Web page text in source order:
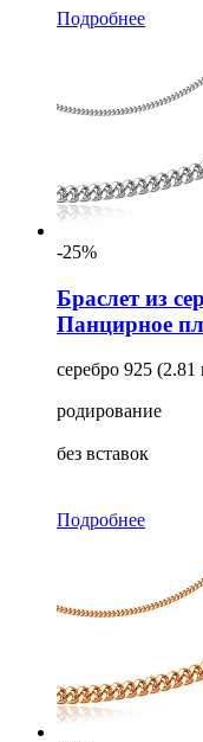
Подробнее
-25%
Браслет из
Панцирное
серебро 925 (2.81
родирование
без вставок
Подробнее